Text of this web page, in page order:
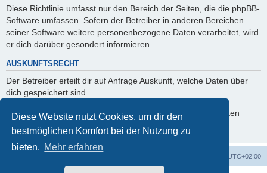
Diese Website nutzt Cookies, um dir den
bestmöglichen Komfort bei der Nutzung zu
bieten. Mehr erfahren
Diese Richtlinie umfasst nur den Bereich der Seiten, die die phpBB-
Software umfassen. Sofern der Betreiber in anderen Bereichen
seiner Software weitere personenbezogene Daten verarbeitet, wird
er dich darüber gesondert informieren.
AUSKUNFTSRECHT
Der Betreiber erteilt dir auf Anfrage Auskunft, welche Daten über
dich gespeichert sind.
Du kannst jederzeit die Löschung bzw. Sperrung deiner Daten
verlangen. Kontaktiere hierzu bitte den Betreiber.
UTC+02:00